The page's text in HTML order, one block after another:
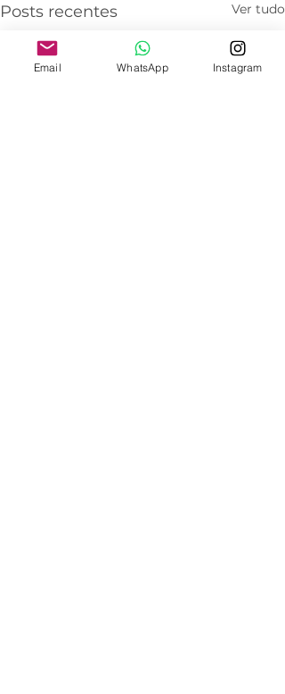
Posts recentes Ver tudo
Email WhatsApp Instagram